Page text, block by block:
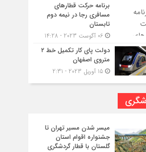
برنامه حرکت قطارهای
مسافری رجا در نیمه دوم
تابستان
دولت پای کار تکمیل خط ۲
متروی اصفهان
میسر شدن مسیر تهران تا
جشنواره اقوام استان
گلستان با قطار گردشگری